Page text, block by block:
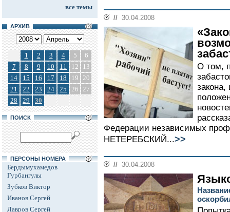
все темы
АРХИВ
1 2 3 4 5
6
7
8 9 10 11 12
13
14
15 16 17 18 19 20
21
22 23 24 25 26 27
28
29 30
ПОИСК
ПЕРСОНЫ НОМЕРА
Бердымухамедов
Гурбангулы
Зубков Виктор
Иванов Сергей
Лавров Сергей
// 30.04.2008
О том,
Федерации независимых
НЕТЕРЕБСКИЙ...>>
// 30.04.2008